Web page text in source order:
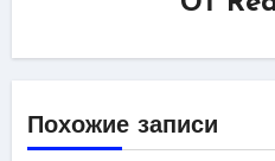
Похожие записи